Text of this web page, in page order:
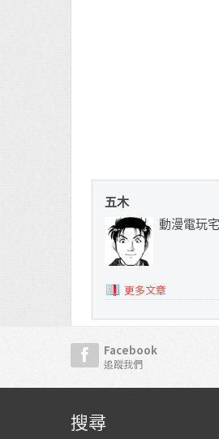
五木
動漫電玩
更多文章
Facebook
追蹤我們
搜尋